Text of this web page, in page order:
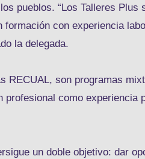
pueblos. “Los Talleres Plus
con experiencia
la delegada.
RECUAL, son programas
como experiencia
un doble objetivo: dar